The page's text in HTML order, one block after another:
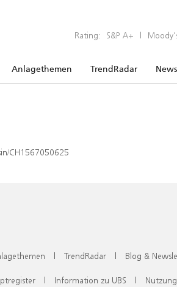
Rating: S&P A+ |
Anlagethemen TrendRadar
CH1567050625
| TrendRadar | Blog &
| Information zu UBS |